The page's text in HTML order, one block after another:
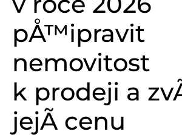
pÅ™ipravit
nemovitost
k prodeji a
jejÃ­ cenu